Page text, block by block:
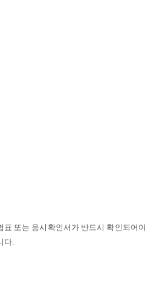
또는 응시확인서가 반드시 확인되어
다.